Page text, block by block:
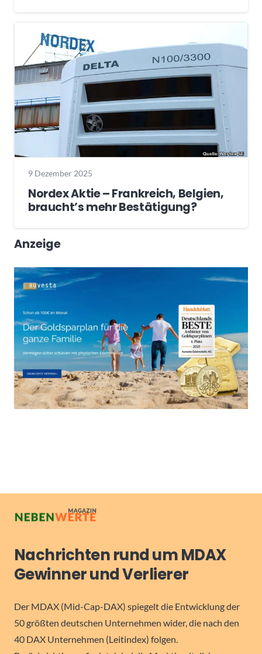
9 Dezember 2025
Nordex Aktie – Frankreich, Belgien,
braucht’s mehr Bestätigung?
Anzeige
Nachrichten rund um MDAX
Gewinner und Verlierer
Der MDAX (Mid-Cap-DAX) spiegelt die Entwicklung der
50 größten deutschen Unternehmen wider, die nach den
40 DAX Unternehmen (Leitindex) folgen.